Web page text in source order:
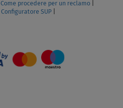
Come procedere per un reclamo
Configuratore SUP